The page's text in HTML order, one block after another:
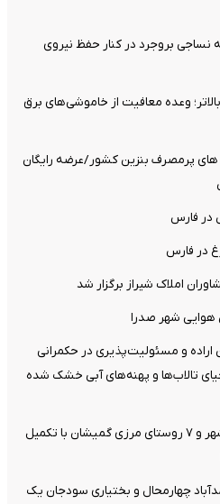
نساجی بروجرد در کنار حفظ نیروی
۵۰ درجه و بالاتر؛ وعده معافیت از خاموشی‌های برق
های پرمصرف بنزین کشور/عرضه رایگان
املاک شیراز برگزار شد
هوایی شهر صدرا
اراده و مسئولیت‌پذیری در حکمرانی
تالاب‌ها و پهنه‌های آبی خشک شده
ارتقای توان آب شرب سیمین شهر و ۷ روستای مرزی گمیشان با تکمیل
چهارمحال و بختیاری سودجان یک